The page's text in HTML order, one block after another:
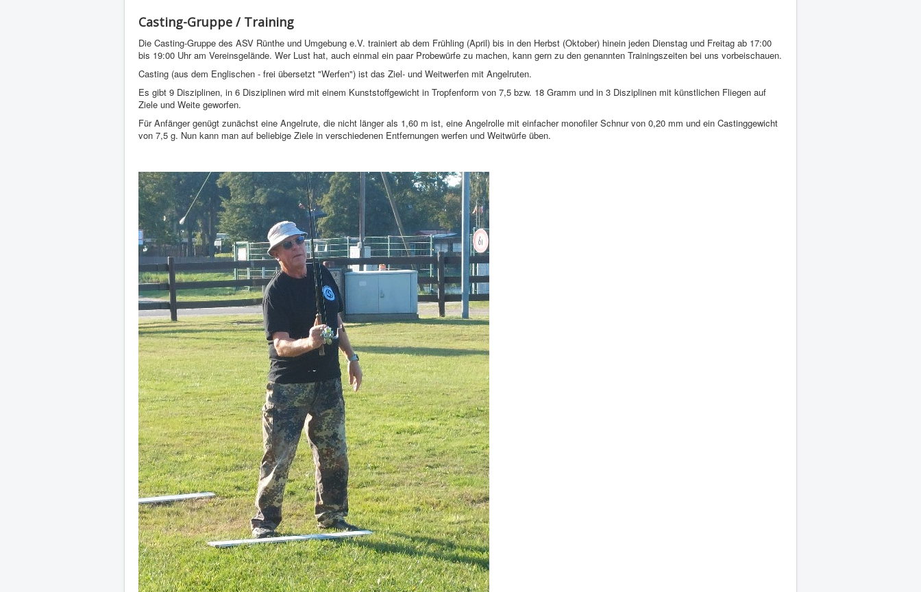
Casting-Gruppe / Training
Die Casting-Gruppe des ASV Rünthe und Umgebung e.V. trainiert ab dem Frühling (April) bis in den Herbst (Oktober) hinein jeden Dienstag und Freitag ab 17:00
bis 19:00 Uhr am Vereinsgelände. Wer Lust hat, auch einmal ein paar Probewürfe zu machen, kann gern zu den genannten Trainingszeiten bei uns vorbeischauen.
Casting (aus dem Englischen - frei übersetzt "Werfen") ist das Ziel- und Weitwerfen mit Angelruten.
Es gibt 9 Disziplinen, in 6 Disziplinen wird mit einem Kunststoffgewicht in Tropfenform von 7,5 bzw. 18 Gramm und in 3 Disziplinen mit künstlichen Fliegen auf
Ziele und Weite geworfen.
Für Anfänger genügt zunächst eine Angelrute, die nicht länger als 1,60 m ist, eine Angelrolle mit einfacher monofiler Schnur von 0,20 mm und ein Castinggewicht
von 7,5 g. Nun kann man auf beliebige Ziele in verschiedenen Entfernungen werfen und Weitwürfe üben.